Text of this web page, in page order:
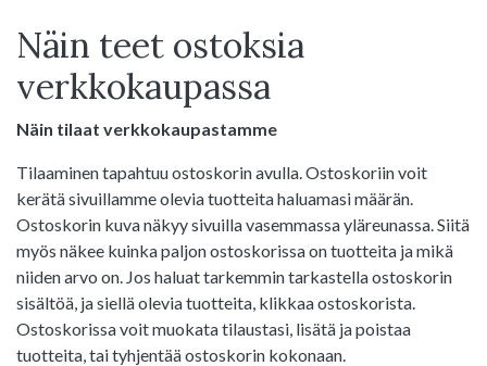
Näin teet ostoksia
verkkokaupassa
Näin tilaat verkkokaupastamme
Tilaaminen tapahtuu ostoskorin avulla. Ostoskoriin voit
kerätä sivuillamme olevia tuotteita haluamasi määrän.
Ostoskorin kuva näkyy sivuilla vasemmassa yläreunassa. Siitä
myös näkee kuinka paljon ostoskorissa on tuotteita ja mikä
niiden arvo on. Jos haluat tarkemmin tarkastella ostoskorin
sisältöä, ja siellä olevia tuotteita, klikkaa ostoskorista.
Ostoskorissa voit muokata tilaustasi, lisätä ja poistaa
tuotteita, tai tyhjentää ostoskorin kokonaan.